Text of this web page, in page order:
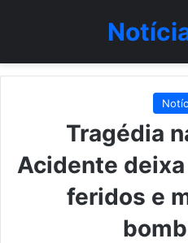
Tragédia
Acidente
feridos e